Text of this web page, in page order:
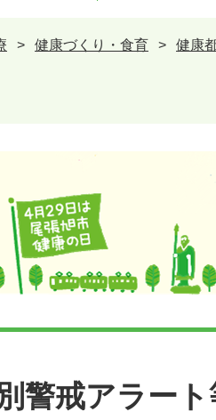
> 健康づくり・食育 > 健康
警戒アラー